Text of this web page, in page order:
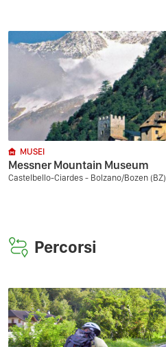
MUSEI
Messner Mountain Museum
Castelbello-Ciardes - Bolzano/Bozen (BZ)
Percorsi